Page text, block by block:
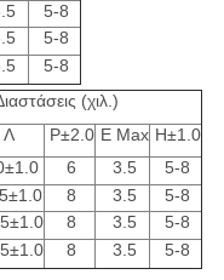
5-8
5-8
5-8
(χιλ.)
Λ P±2.0 Ε Max H±1.0
6 3.5
5-8
8 3.5
5-8
8 3.5
5-8
8 3.5 5-8